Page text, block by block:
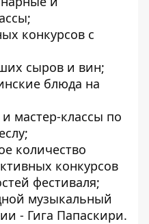
конкурсов с
сыров и вин;
блюда на
мастер-классы по
количество
конкурсов
фестиваля;
музыкальный
- Гига Папаскири.